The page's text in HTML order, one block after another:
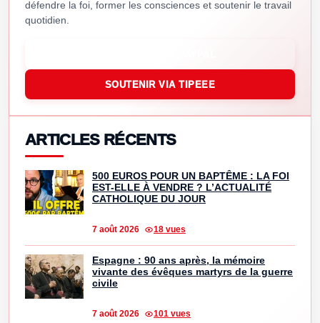
défendre la foi, former les consciences et soutenir le travail
quotidien.
SOUTENIR VIA TIPEEE
ARTICLES RÉCENTS
500 EUROS POUR UN BAPTÊME : LA FOI
EST-ELLE À VENDRE ? L’ACTUALITÉ
CATHOLIQUE DU JOUR
7 août 2026 18 vues
Espagne : 90 ans après, la mémoire
vivante des évêques martyrs de la guerre
civile
7 août 2026 101 vues